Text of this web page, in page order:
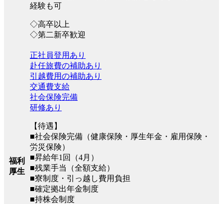
経験も可
◇高卒以上
◇第二新卒歓迎
福利
厚生
正社員登用あり
赴任旅費の補助あり
引越費用の補助あり
交通費支給
社会保険完備
研修あり
【待遇】
■社会保険完備（健康保険・厚⽣年⾦・雇⽤保険・
労災保険）
■昇給年1回（4月）
■残業手当（全額支給）
■寮制度・引っ越し費用負担
■確定拠出年金制度
■持株会制度